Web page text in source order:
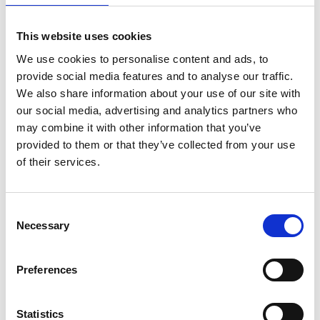
This website uses cookies
We use cookies to personalise content and ads, to
provide social media features and to analyse our traffic.
We also share information about your use of our site with
our social media, advertising and analytics partners who
may combine it with other information that you’ve
provided to them or that they’ve collected from your use
of their services.
Selection
Necessary
Preferences
Statistics
31
GEN
UN TERZO DEL TIBET DIVENTA
MAXI PARCO
by Redazione I|Ambiente Turismo
Sei zone ricche di paesaggi unici e di una magnifica
biodiversità stanno per unirsi, a creare il maggior Parco
naturale del Tibet. Parliamo dell’area di Tangbei
nell’entroterra dell’altopiano Qinghai-Tibet (“casa” delle
10
GEN
PERDERE